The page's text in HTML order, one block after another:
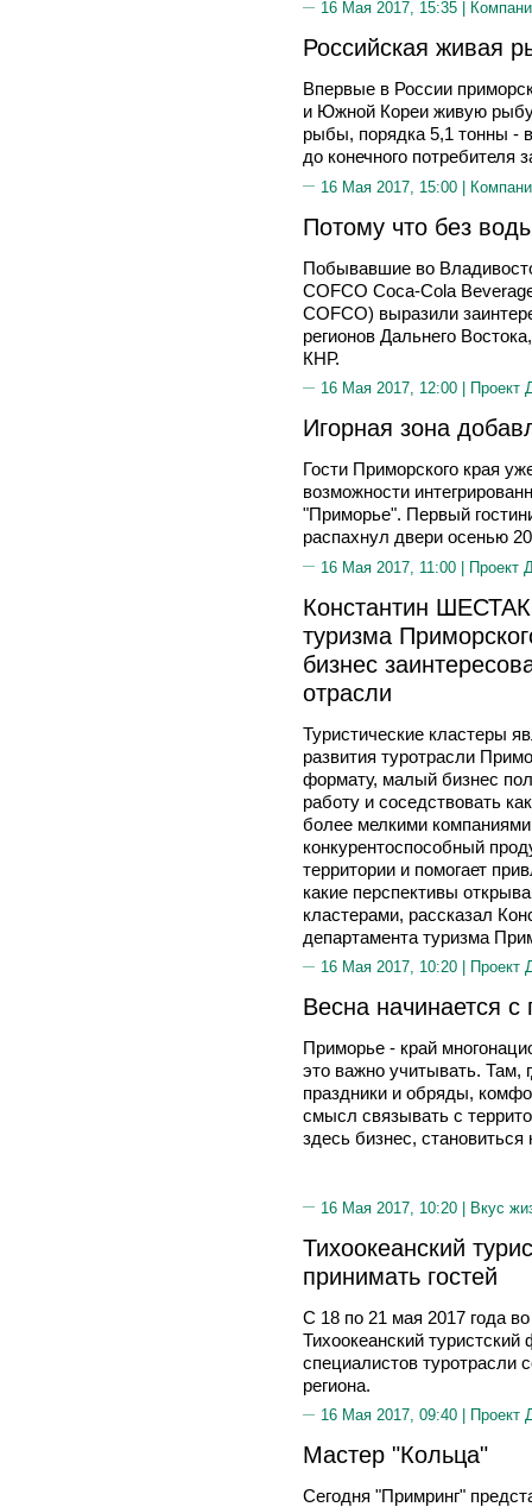
16 Мая 2017, 15:35 |
Российская живая
Впервые в России
и Южной Кореи живую
рыбы, порядка 5,1 тонны -
до конечного потребителя
16 Мая 2017, 15:00 |
Потому что без
Побывавшие во
COFCO Coca-Cola
COFCO) выразили
регионов Дальнего
КНР.
16 Мая 2017, 12:00 | Проект
Игорная зона
Гости Приморского края
возможности
"Приморье". Первый
распахнул двери осенью
16 Мая 2017, 11:00 | Проект
Константин
туризма
бизнес
отрасли
Туристические кластеры
развития туротрасли
формату, малый бизнес
работу и соседствовать
более мелкими
конкурентоспособный
территории и помогает
какие перспективы
кластерами, рассказал
департамента туризма
16 Мая 2017, 10:20 | Проект
Весна начинается с
Приморье - край
это важно учитывать. Там,
праздники и обряды,
смысл связывать с
здесь бизнес,
16 Мая 2017, 10:20 | Вкус
Тихоокеанский
принимать гостей
С 18 по 21 мая 2017 года
Тихоокеанский
специалистов туротрасли
региона.
16 Мая 2017, 09:40 | Проект
Мастер "Кольца"
Сегодня "Примринг"